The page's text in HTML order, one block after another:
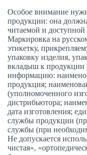
Особое внимание
продукции: она
читаемой и
Маркировка на
этикетку,
упаковку изделия,
вкладыш к
информацию:
продукция;
(уполномоченного
дистрибьютора;
дата изготовления;
службы продукции
службы (при
Не допускается
чистая»,